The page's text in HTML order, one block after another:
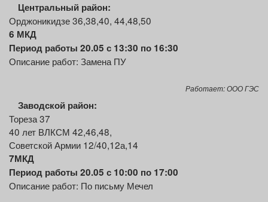
Центральный район:
Орджоникидзе 36,38,40, 44,48,50
6 МКД
Период работы 20.05 с 13:30 по 16:30
Описание работ: Замена ПУ
Работает: ООО ГЭС
Заводской район:
Тореза 37
40 лет ВЛКСМ 42,46,48,
Советской Армии 12/40,12а,14
7МКД
Период работы 20.05 с 10:00 по 17:00
Описание работ: По письму Мечел